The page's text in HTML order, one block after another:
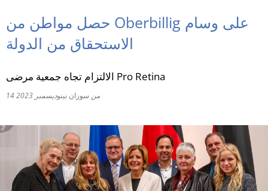
حصل مواطن من Oberbillig على وسام
الاستحقاق من الدولة
الالتزام تجاه جمعية مرضى Pro Retina
14 ديسمبر 2023 من سوزان نينو